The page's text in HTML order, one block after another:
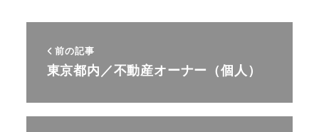
前の記事
東京都内／不動産オーナー（個人）